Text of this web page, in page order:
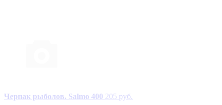
Черпак рыболов. Salmo 400 205 руб.